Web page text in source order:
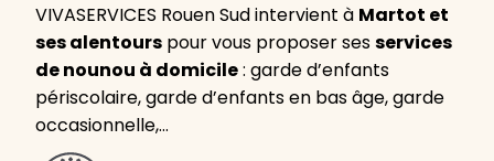
VIVASERVICES Rouen Sud intervient à Martot et
ses alentours pour vous proposer sesservices
de nounou à domicile: garde d’enfants
périscolaire, garde d’enfants en bas âge, garde
occasionnelle,…